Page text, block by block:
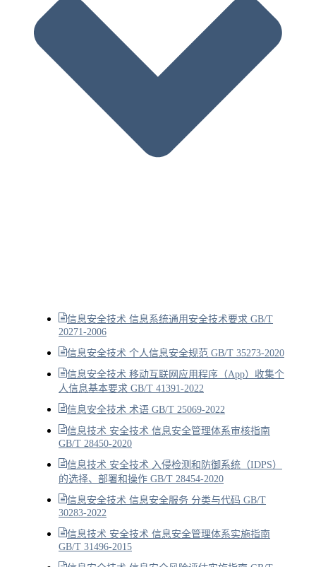
信息安全技术 信息系统通用安全技术要求 GB/T
20271-2006
信息安全技术 个人信息安全规范 GB/T 35273-2020
信息安全技术 移动互联网应用程序（App）收集个
人信息基本要求 GB/T 41391-2022
信息安全技术 术语 GB/T 25069-2022
信息技术 安全技术 信息安全管理体系审核指南
GB/T 28450-2020
信息技术 安全技术 入侵检测和防御系统（IDPS）
的选择、部署和操作 GB/T 28454-2020
信息安全技术 信息安全服务 分类与代码 GB/T
30283-2022
信息技术 安全技术 信息安全管理体系实施指南
GB/T 31496-2015